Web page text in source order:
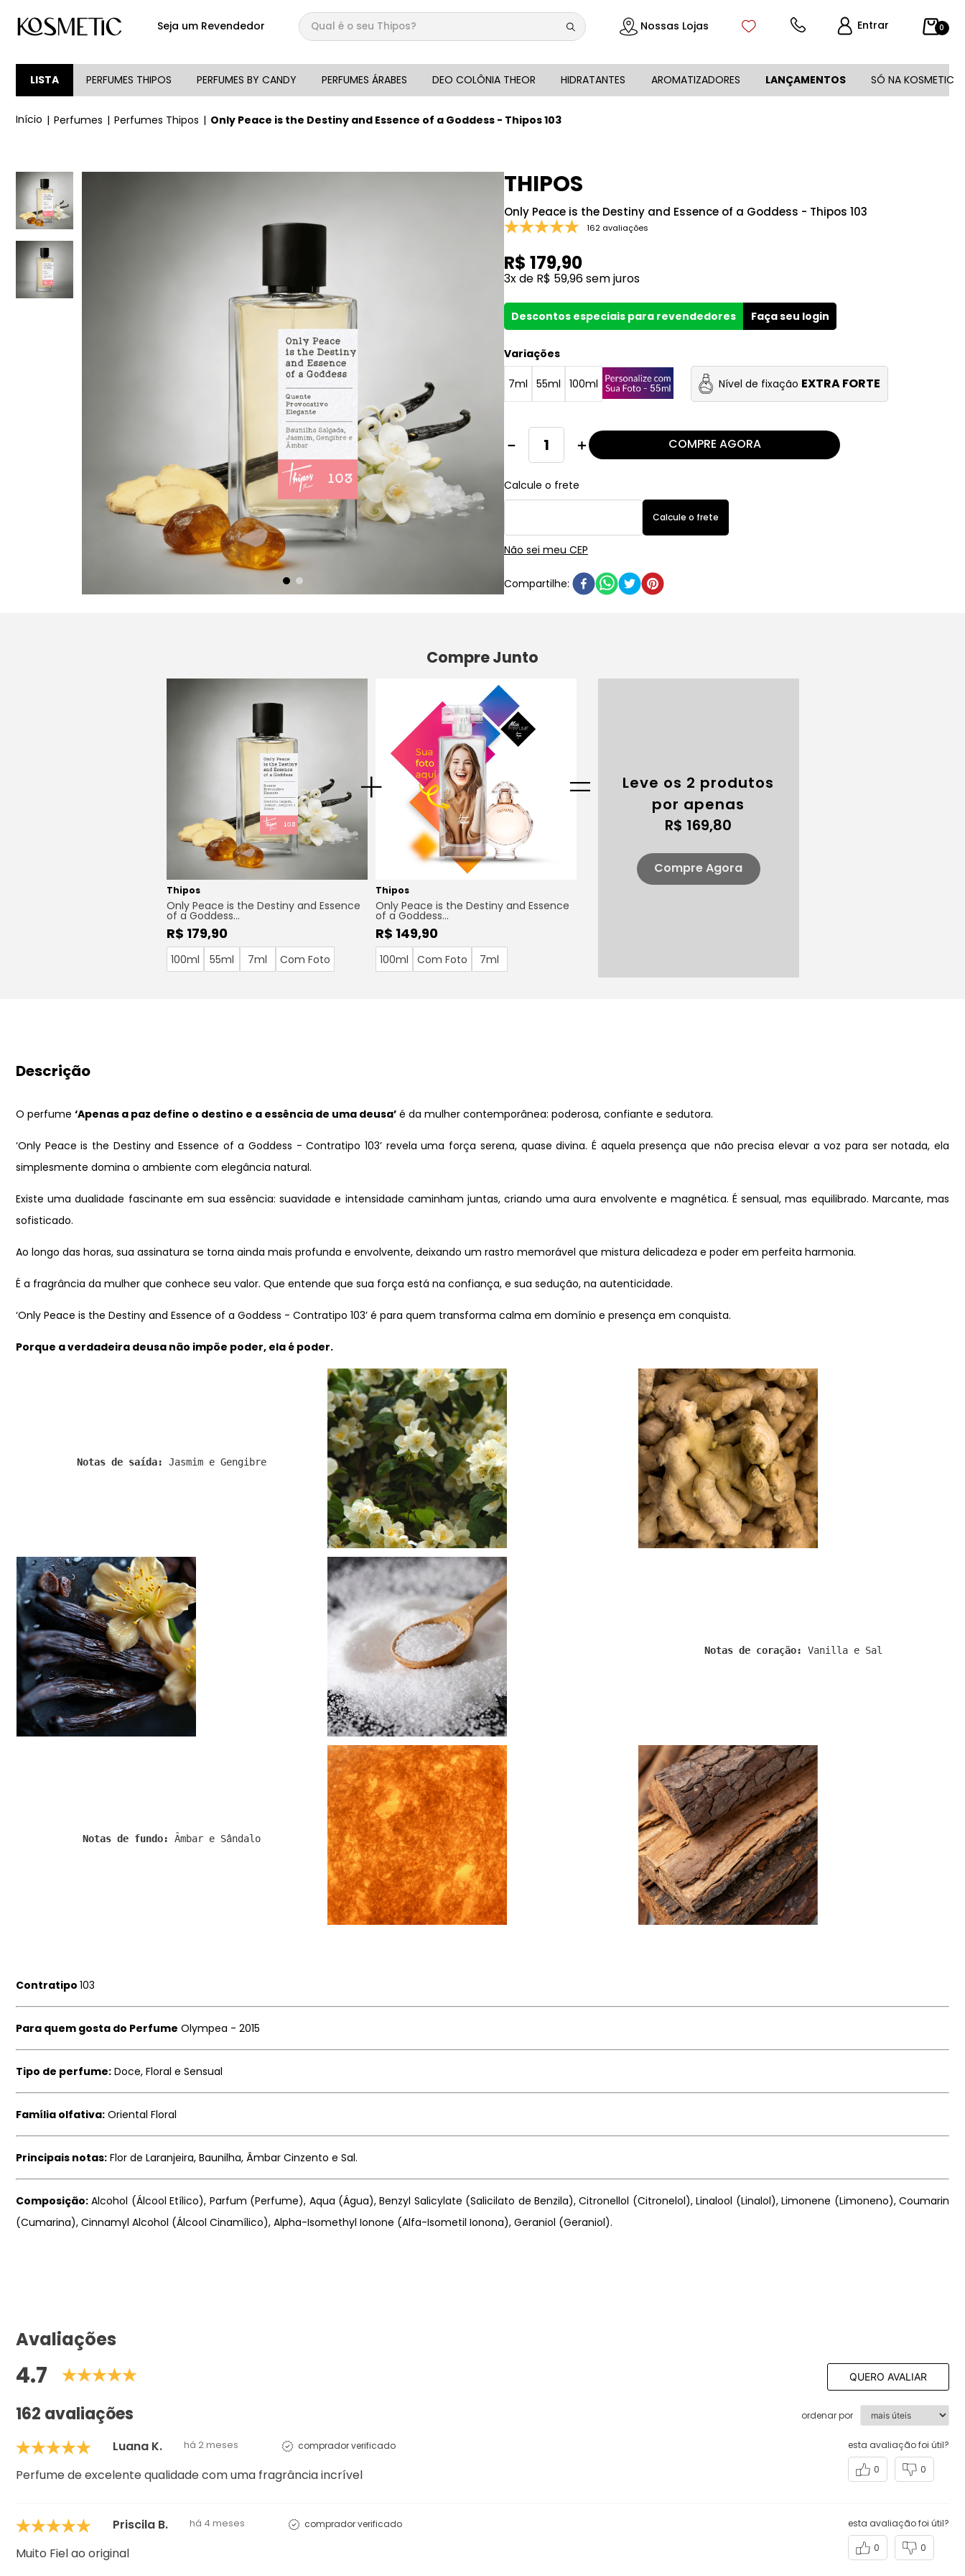
Seja um Revendedor
Qual é o seu Thipos?
Nossas Lojas Entrar 0
LISTA PERFUMES THIPOS PERFUMES BY CANDY PERFUMES ÁRABES DEO COLÔNIA THEOR HIDRATANTES AROMATIZADORES LANÇAMENTOS SÓ NA KOSMETIC
Perfumes Perfumes Thipos Only Peace is the Destiny and Essence of a Goddess - Thipos 103
THIPOS
Only Peace is the Destiny and Essence of a Goddess - Thipos 103
162 avaliações
R$ 179,90
3x de R$ 59,96sem juros
Descontos especiais para revendedores Faça seu login
Variações
7ml 55ml 100ml Nível de fixação EXTRA FORTE
＋
－ COMPRE AGORA
Não sei meu CEP
Compre Junto
Thipos
Only Peace is the Destiny and Essence
of a Goddess…
R$ 179,90
100ml 55ml 7ml Com Foto
+
Thipos
Only Peace is the Destiny and Essence
of a Goddess...
R$ 149,90
100ml Com Foto 7ml
=
Leve os 2 produtos
por apenas
R$ 169,80
Compre Agora
Descrição
O perfume ‘Apenas a paz define o destino e a essência de uma deusa’ é da mulher contemporânea: poderosa, confiante e sedutora.
‘Only Peace is the Destiny and Essence of a Goddess - Contratipo 103’ revela uma força serena, quase divina. É aquela presença que não precisa elevar a voz para ser notada, ela
simplesmente domina o ambiente com elegância natural.
Existe uma dualidade fascinante em sua essência: suavidade e intensidade caminham juntas, criando uma aura envolvente e magnética. É sensual, mas equilibrado. Marcante, mas
sofisticado.
Ao longo das horas, sua assinatura se torna ainda mais profunda e envolvente, deixando um rastro memorável que mistura delicadeza e poder em perfeita harmonia.
É a fragrância da mulher que conhece seu valor. Que entende que sua força está na confiança, e sua sedução, na autenticidade.
‘Only Peace is the Destiny and Essence of a Goddess - Contratipo 103’ é para quem transforma calma em domínio e presença em conquista.
Porque a verdadeira deusa não impõe poder, ela é poder.
Notas de saída: Jasmim e Gengibre
Notas de coração: Vanilla e Sal
Notas de fundo: Âmbar e Sândalo
Contratipo 103
Para quem gosta do Perfume Olympea - 2015
Tipo de perfume: Doce, Floral e Sensual
Família olfativa: Oriental Floral
Principais notas: Flor de Laranjeira, Baunilha, Âmbar Cinzento e Sal.
Composição: Alcohol (Álcool Etílico), Parfum (Perfume), Aqua (Água), Benzyl Salicylate (Salicilato de Benzila), Citronellol (Citronelol), Linalool (Linalol), Limonene (Limoneno), Coumarin
(Cumarina), Cinnamyl Alcohol (Álcool Cinamílico), Alpha-Isomethyl Ionone (Alfa-Isometil Ionona), Geraniol (Geraniol).
Avaliações
4.7 QUERO AVALIAR
162 avaliações ordenar por
Luana K. há 2 meses comprador verificado
Perfume de excelente qualidade com uma fragrância incrível
esta avaliação foi útil?
0
0
Priscila B. há 4 meses comprador verificado
Muito Fiel ao original
esta avaliação foi útil?
0
0
1 º
144
3º
146
º 101